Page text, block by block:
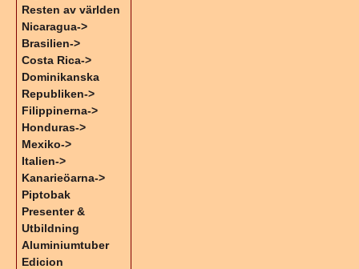
Resten av världen
Nicaragua->
Brasilien->
Costa Rica->
Dominikanska
Republiken->
Filippinerna->
Honduras->
Mexiko->
Italien->
Kanarieöarna->
Piptobak
Presenter &
Utbildning
Aluminiumtuber
Edicion